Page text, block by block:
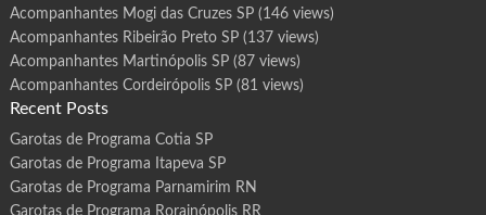
Acompanhantes Mogi das Cruzes SP(146 views)
Acompanhantes Ribeirão Preto SP(137 views)
Acompanhantes Martinópolis SP(87 views)
Acompanhantes Cordeirópolis SP(81 views)
Recent Posts
Garotas de Programa Cotia SP
Garotas de Programa Itapeva SP
Garotas de Programa Parnamirim RN